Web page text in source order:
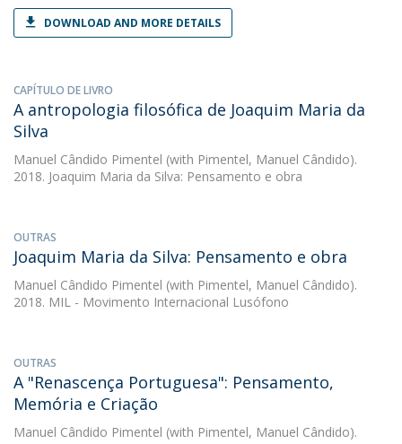
DOWNLOAD AND MORE DETAILS
CAPÍTULO DE LIVRO
A antropologia filosófica de Joaquim Maria da
Silva
Manuel Cândido Pimentel (with Pimentel, Manuel Cândido).
2018. Joaquim Maria da Silva: Pensamento e obra
OUTRAS
Joaquim Maria da Silva: Pensamento e obra
Manuel Cândido Pimentel (with Pimentel, Manuel Cândido).
2018. MIL - Movimento Internacional Lusófono
OUTRAS
A "Renascença Portuguesa": Pensamento,
Memória e Criação
Manuel Cândido Pimentel (with Pimentel, Manuel Cândido).